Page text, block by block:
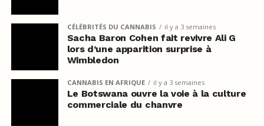
CÉLÉBRITÉS DU CANNABIS il y a 3 semaines
Sacha Baron Cohen fait revivre Ali G
lors d’une apparition surprise à
Wimbledon
CANNABIS EN AFRIQUE il y a 3 semaines
Le Botswana ouvre la voie à la culture
commerciale du chanvre